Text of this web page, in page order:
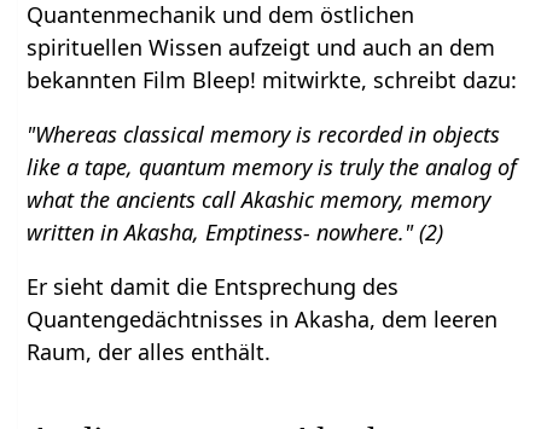
Quantenmechanik und dem östlichen
spirituellen Wissen aufzeigt und auch an dem
bekannten Film Bleep! mitwirkte, schreibt dazu:
"Whereas classical memory is recorded in objects
like a tape, quantum memory is truly the analog of
what the ancients call Akashic memory, memory
written in Akasha, Emptiness- nowhere." (2)
Er sieht damit die Entsprechung des
Quantengedächtnisses in Akasha, dem leeren
Raum, der alles enthält.